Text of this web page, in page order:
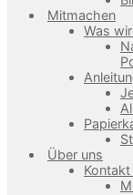
Mitmachen
Was
Über uns